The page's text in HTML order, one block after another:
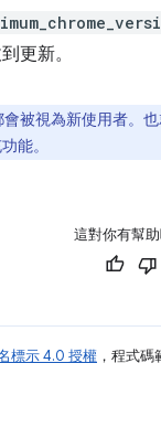
更新。
被視為新使用者。
能。
這對你有幫助
標示 4.0 授權 ，程式碼